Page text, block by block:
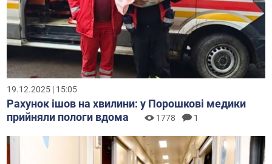
19.12.2025 | 15:05
Рахунок ішов на хвилини: у Порошкові медики
прийняли пологи вдома
1778 1